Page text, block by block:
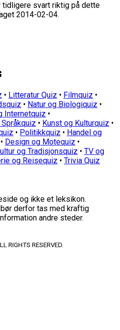
tidligere svart riktig på dette
2014-02-04.
• Litteratur Quiz • Filmquiz •
• Natur og Biologiquiz •
Internetquiz •
• Kunst og Kulturquiz •
• Politikkquiz • Handel og
• Design og Motequiz •
og Tradisjonsquiz • TV og
og Reisequiz • Trivia Quiz
og ikke et leksikon.
derfor tas med kraftig
andre steder.
RIGHTS RESERVED.